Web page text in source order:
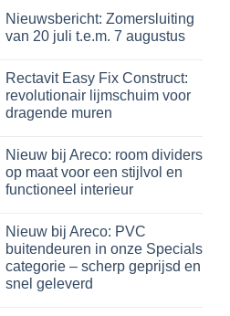
Nieuwsbericht: Zomersluiting
van 20 juli t.e.m. 7 augustus
Rectavit Easy Fix Construct:
revolutionair lijmschuim voor
dragende muren
Nieuw bij Areco: room dividers
op maat voor een stijlvol en
functioneel interieur
Nieuw bij Areco: PVC
buitendeuren in onze Specials
categorie – scherp geprijsd en
snel geleverd